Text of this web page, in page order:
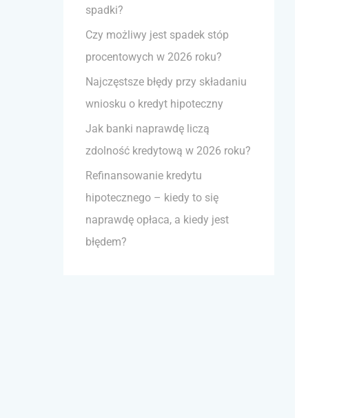
a
:
spadki?
Czy możliwy jest spadek stóp
procentowych w 2026 roku?
Najczęstsze błędy przy składaniu
wniosku o kredyt hipoteczny
Jak banki naprawdę liczą
zdolność kredytową w 2026 roku?
Refinansowanie kredytu
hipotecznego – kiedy to się
naprawdę opłaca, a kiedy jest
błędem?